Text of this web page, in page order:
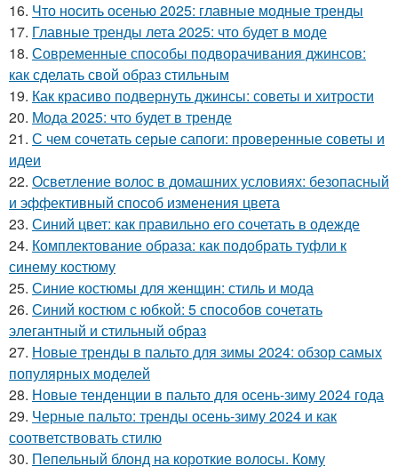
16. Что носить осенью 2025: главные модные тренды
17. Главные тренды лета 2025: что будет в моде
18. Современные способы подворачивания джинсов:
как сделать свой образ стильным
19. Как красиво подвернуть джинсы: советы и хитрости
20. Мода 2025: что будет в тренде
21. С чем сочетать серые сапоги: проверенные советы и
идеи
22. Осветление волос в домашних условиях: безопасный
и эффективный способ изменения цвета
23. Синий цвет: как правильно его сочетать в одежде
24. Комплектование образа: как подобрать туфли к
синему костюму
25. Синие костюмы для женщин: стиль и мода
26. Синий костюм с юбкой: 5 способов сочетать
элегантный и стильный образ
27. Новые тренды в пальто для зимы 2024: обзор самых
популярных моделей
28. Новые тенденции в пальто для осень-зиму 2024 года
29. Черные пальто: тренды осень-зиму 2024 и как
соответствовать стилю
30. Пепельный блонд на короткие волосы. Кому